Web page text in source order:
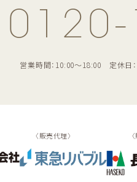
営業時間：10:00〜18:00 定休日
〈販売代理〉